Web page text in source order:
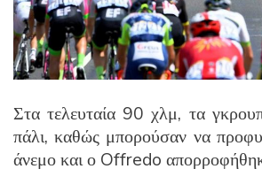
Στα τελευταία 90 χλμ, τα
πάλι, καθώς μπορούσαν να
άνεμο και ο Offredo